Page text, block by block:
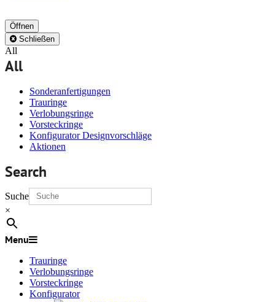
Öffnen
Schließen
All
All
Sonderanfertigungen
Trauringe
Verlobungsringe
Vorsteckringe
Konfigurator Designvorschläge
Aktionen
Search
Suche
×
Menu
Trauringe
Verlobungsringe
Vorsteckringe
Konfigurator